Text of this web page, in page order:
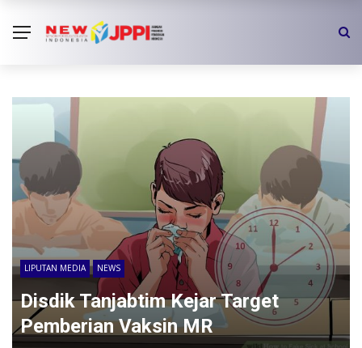
LIPUTAN MEDIA NEWS
Disdik Tanjabtim Kejar Target
Pemberian Vaksin MR